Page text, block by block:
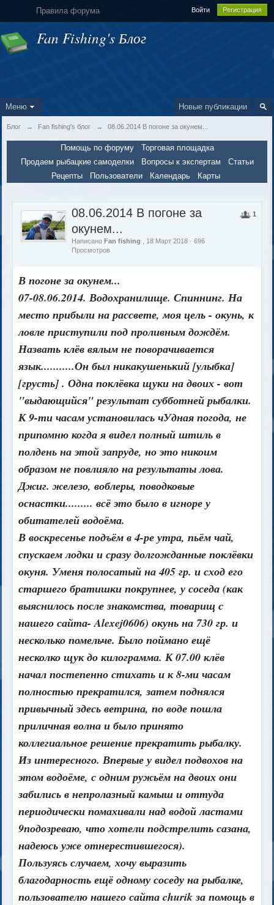
Правила форума Войти Регистрация
Fan Fishing's Блог
Новые публикации
Меню
Блог → Fan fishing's блог → 08.06.2014 В погоне за окунем...
Помощь по форуму
Торговая площадка
Продаем рыбацкие самоделки
Вопросы к экспертам
Статьи
Рецепты
Пользователи Календарь Карты
1
08.06.2014 В погоне за
окунем...
НаписаноFan fishing
, 18 Март 2018 · 696
Просмотров
В погоне за окунем...
07-08.06.2014. Водохранилище. Спиннинг. На
место прибыли на рассвете, моя цель - окунь, к
ловле приступили под проливным дождём.
Назвать клёв вялым не поворачивается
язык...........Он был никакушенький [улыбка]
[грусть] . Одна поклёвка щуки на двоих - вот
"выдающийся" результат субботней рыбалки.
К 9-ти часам установилась чУдная погода, не
припомню когда я видел полный штиль в
полдень на этой запруде, но это никоим
образом не повлияло на результаты лова.
Джиг. железо, воблеры, поводковые
оснастки......... всё это было в игноре у
обитателей водоёма.
В воскресенье подъём в 4-ре утра, пьём чай,
спускаем лодки и сразу долгожданные поклёвки
окуня. Уменя полосатый на 405 гр. и сход его
старшего братишки покрупнее, у соседа (как
выяснилось после знакомства, товарищ с
нашего сайта- Alexej0606) окунь на 730 гр. и
несколько помельче. Было поймано ещё
несколко щук до килограмма. К 07.00 клёв
начал постепенно стихать и к 8-ми часам
полностью прекратился, затем поднялся
привычный здесь ветрина, по воде пошла
приличная волна и было принято
коллегиальное решение прекратить рыбалку.
Из интересного. Впервые у видел подвохов на
этом водоёме, с одним ружьём на двоих они
забились в непролазный камыш и оттуда
периодически помахивали над водой ластами
9подозреваю, что хотели подстрелить сазана,
надеюсь уже отнерестившегося).
Пользуясь случаем, хочу выразить
благодарность ещё одному соседу на рыбалке,
пользователю нашего сайта churik за помощь в